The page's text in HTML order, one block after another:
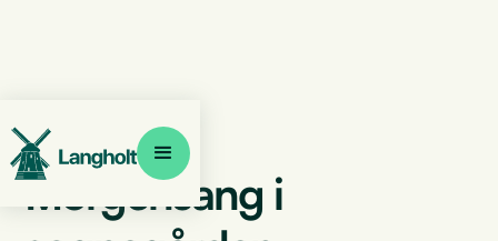
Morgensang i